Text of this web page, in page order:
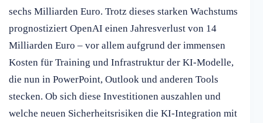
sechs Milliarden Euro. Trotz dieses starken Wachstums
prognostiziert OpenAI einen Jahresverlust von 14
Milliarden Euro – vor allem aufgrund der immensen
Kosten für Training und Infrastruktur der KI-Modelle,
die nun in PowerPoint, Outlook und anderen Tools
stecken. Ob sich diese Investitionen auszahlen und
welche neuen Sicherheitsrisiken die KI-Integration mit